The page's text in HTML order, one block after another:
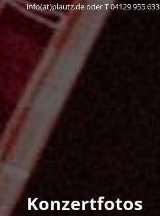
info(at)plautz.de oder T 04129 955 633
Konzertfotos